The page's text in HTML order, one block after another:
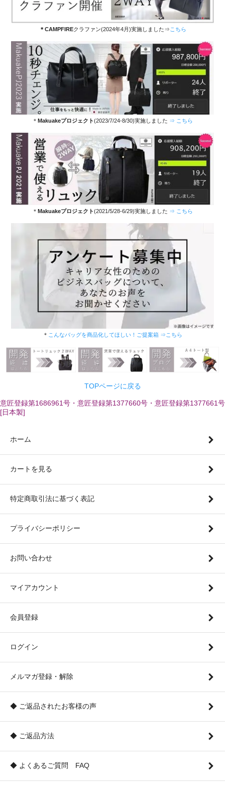
・一部商品価格改定させていただきました(2022/8/2)
・おかげ様で、イデアモードは2022年7月末にて13周年を迎え
させていただきました
・「プライバシーポリシー」を改定させていただきました
(2022/4/1) →
こちら
・「ご返品条件と方法」を改定させていただきました
(2022/3/19) →こちら
・2021/５/28 新商品「営業で使えるリュック(2WAY)」をアン
ケートご協力により商品化、Makuake(マクアケ)にて発売しま
した ⇒
こちら
・大雨(2020/7月)の影響による遅延・配達不可のお知らせ
→
こちら
に変更し、これに伴い「A4キャリー対応型」の価格を値下げさ
せていただきました。
・おかげ様で、イデアモードは2020年7月末にて11周年を迎え
させていただきました。
＊CAMPFIREクラファン(2024年4月)実施しました⇒ こちら
＊ Makuakeプロジェクト(2023/7/24-8/30)実施しました ⇒ こちら
＊ Makuakeプロジェクト(2021/5/28-6/29)実施しました ⇒ こちら
＊ こんなバッグを商品化してほしい！ご提案箱 ⇒こちら
TOPページに戻る
意匠登録第1686961号・意匠登録第1377660号・意匠登録第1377661号
[日本製]
ホーム
カートを見る
特定商取引法に基づく表記
プライバシーポリシー
お問い合わせ
マイアカウント
会員登録
ログイン
メルマガ登録・解除
◆ ご返品されたお客様の声
◆ ご返品方法
◆ よくあるご質問 FAQ